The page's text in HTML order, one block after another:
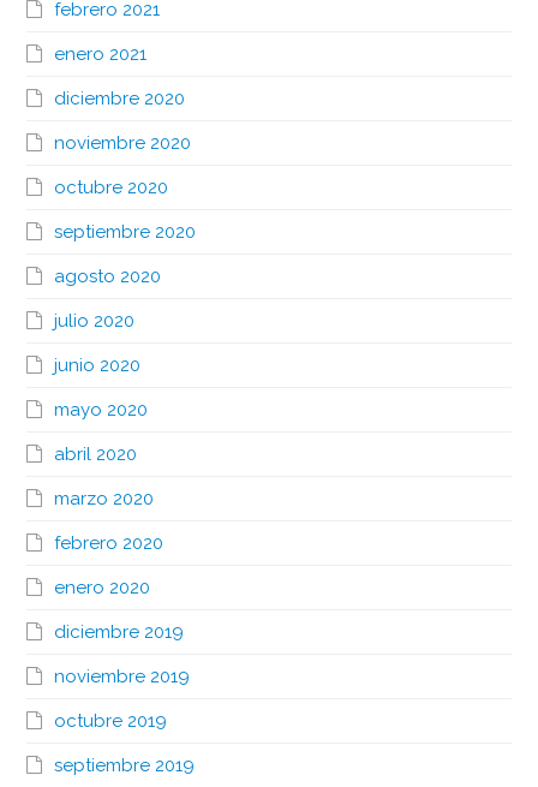
febrero 2021
enero 2021
diciembre 2020
noviembre 2020
octubre 2020
septiembre 2020
agosto 2020
julio 2020
junio 2020
mayo 2020
abril 2020
marzo 2020
febrero 2020
enero 2020
diciembre 2019
noviembre 2019
octubre 2019
septiembre 2019